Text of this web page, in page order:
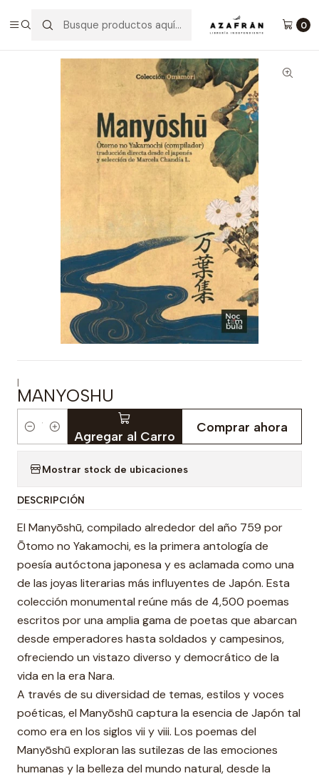
0
Manyoshu
|
MANYOSHU
Cantidad Agregar al Carro
Comprar ahora
Mostrar stock de ubicaciones
DESCRIPCIÓN
El Manyōshū, compilado alrededor del año 759 por
Ōtomo no Yakamochi, es la primera antología de
poesía autóctona japonesa y es aclamada como una
de las joyas literarias más influyentes de Japón. Esta
colección monumental reúne más de 4,500 poemas
escritos por una amplia gama de poetas que abarcan
desde emperadores hasta soldados y campesinos,
ofreciendo un vistazo diverso y democrático de la
vida en la era Nara.
A través de su diversidad de temas, estilos y voces
poéticas, el Manyōshū captura la esencia de Japón tal
como era en los siglos vii y viii. Los poemas del
Manyōshū exploran las sutilezas de las emociones
humanas y la belleza del mundo natural, desde la